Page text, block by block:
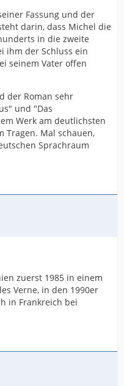
Fassung und der
darin, dass Michel die
in die zweite
ihm der Schluss ein
seinem Vater offen
der Roman sehr
und "Das
Werk am deutlichsten
Tragen. Mal schauen,
Sprachraum
zuerst 1985 in einem
Verne, in den 1990er
in Frankreich bei